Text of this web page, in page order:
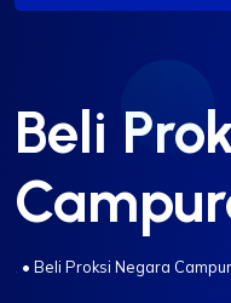
Beli
• Beli Proksi Negara